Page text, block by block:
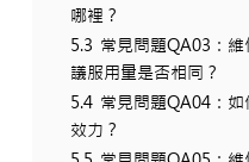
哪裡？
5.3 常見問題QA03：
議服用量是否相同？
5.4 常見問題QA04：
效力？